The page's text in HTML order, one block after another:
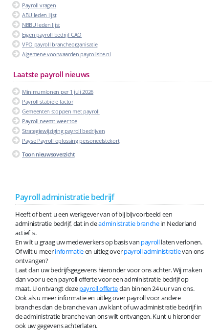
Payroll vragen
ABU leden lijst
NBBU leden lijst
Eigen payroll bedrijf CAO
VPO payroll brancheorganisatie
Algemene voorwaarden payrollsite.nl
Laatste payroll nieuws
Minimumlonen per 1 juli 2026
Payroll stabiele factor
Gemeenten stoppen met payroll
Payroll neemt weer toe
Strategiewijziging payroll bedrijven
Payse Payroll oplossing personeelstekort
Toon nieuwsoverzicht
Payroll administratie bedrijf
Heeft of bent u een werkgever van of bij bijvoorbeeld een
administratie bedrijf, dat in deadministratie branchein Nederland
actief is.
En wilt u graag uw medewerkers op basis van payrolllaten verlonen.
Of wilt u meerinformatieen uitleg overpayroll administratievan ons
ontvangen?
Laat dan uw bedrijfsgegevens hieronder voor ons achter. Wij maken
dan voor u een payroll offerte voor een administratie bedrijf op
maat. U ontvangt dezepayroll offertedan binnen 24 uur van ons.
Ook als u meer informatie en uitleg over payroll voor andere
branches dan de branche van uw klant of uw administratie bedrijf in
de administratie branche van ons wilt ontvangen. Kunt u hieronder
ook uw gegevens achterlaten.